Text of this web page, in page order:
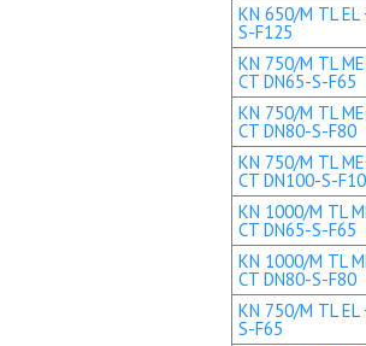
KN 650/M TL EL
S-F125
KN 750/M TL
CT DN65-S-F65
KN 750/M TL
CT DN80-S-F80
KN 750/M TL
CT DN100-S-
KN 1000/M TL
CT DN65-S-F65
KN 1000/M TL
CT DN80-S-F80
KN 750/M TL EL
S-F65